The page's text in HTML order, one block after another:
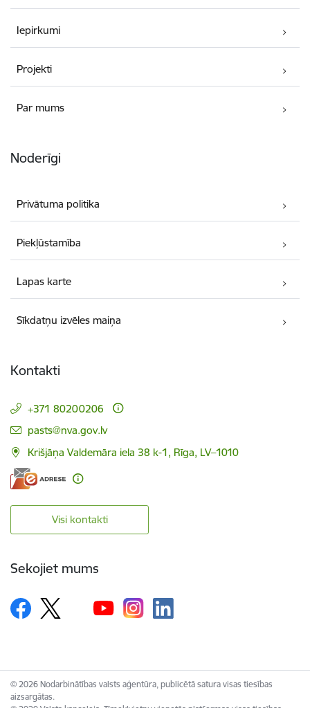
Iepirkumi
Projekti
Par mums
Noderīgi
Privātuma politika
Piekļūstamība
Lapas karte
Sīkdatņu izvēles maiņa
Kontakti
+371 80200206
E-pasts:
pasts@nva.gov.lv
Krišjāņa Valdemāra iela 38 k-1, Rīga, LV–1010
Visi kontakti
Sekojiet mums
© 2026 Nodarbinātības valsts aģentūra, publicētā satura visas tiesības
aizsargātas.